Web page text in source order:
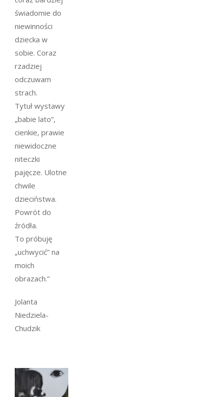
świadomie do
niewinności
dziecka w
sobie. Coraz
rzadziej
odczuwam
strach.
Tytuł wystawy
„babie lato”,
cienkie, prawie
niewidoczne
niteczki
pajęcze. Ulotne
chwile
dzieciństwa.
Powrót do
źródła.
To próbuję
„uchwycić” na
moich
obrazach.”
Jolanta
Niedziela-
Chudzik